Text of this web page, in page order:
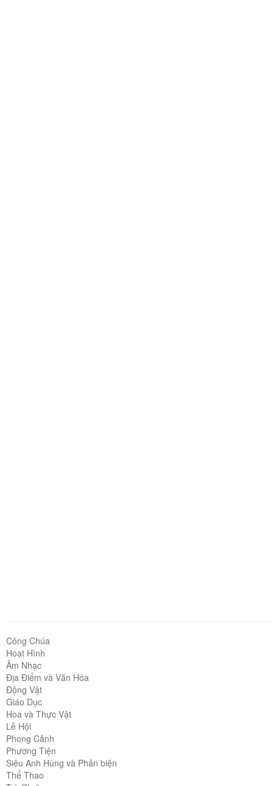
Công Chúa
Hoạt Hình
Âm Nhạc
Địa Điểm và Văn Hóa
Động Vật
Giáo Dục
Hoa và Thực Vật
Lễ Hội
Phong Cảnh
Phương Tiện
Siêu Anh Hùng và Phản biện
Thể Thao